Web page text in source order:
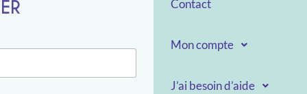
Contact
Mon compte
J’ai besoin d’aide